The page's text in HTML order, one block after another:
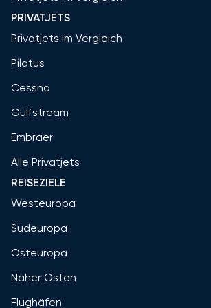
PRIVATJETS
Privatjets im Vergleich
Pilatus
Cessna
Gulfstream
Embraer
Alle Privatjets
REISEZIELE
Westeuropa
Südeuropa
Osteuropa
Naher Osten
Flughäfen